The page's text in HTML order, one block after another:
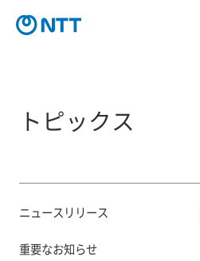
トピックス
ニュースリリース
重要なお知らせ